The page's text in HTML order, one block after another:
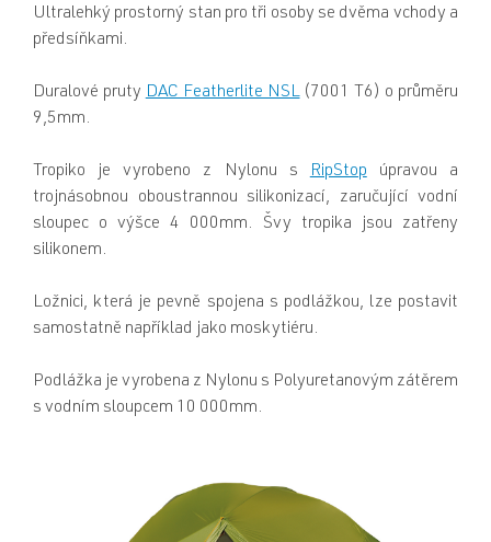
Ultralehký prostorný stan pro tři osoby se dvěma vchody a
předsíňkami.
Duralové pruty DAC Featherlite NSL (7001 T6) o průměru
9,5mm.
Tropiko je vyrobeno z Nylonu s RipStop úpravou a
trojnásobnou oboustrannou silikonizací, zaručující vodní
sloupec o výšce 4 000mm. Švy tropika jsou zatřeny
silikonem.
Ložnici, která je pevně spojena s podlážkou, lze postavit
samostatně například jako moskytiéru.
Podlážka je vyrobena z Nylonu s Polyuretanovým zátěrem
s vodním sloupcem 10 000mm.